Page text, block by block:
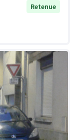
Retenue